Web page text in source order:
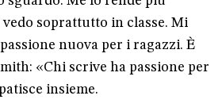
soprattutto in classe. Mi
nuova per i ragazzi. È
«Chi scrive ha passione per
insieme.